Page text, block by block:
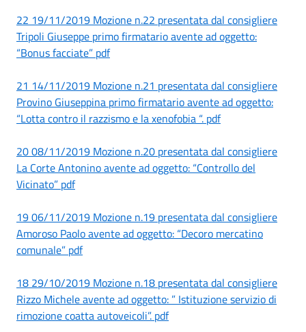
22 19/11/2019 Mozione n.22 presentata dal consigliere
Tripoli Giuseppe primo firmatario avente ad oggetto:
“Bonus facciate” pdf
21 14/11/2019 Mozione n.21 presentata dal consigliere
Provino Giuseppina primo firmatario avente ad oggetto:
“Lotta contro il razzismo e la xenofobia “. pdf
20 08/11/2019 Mozione n.20 presentata dal consigliere
La Corte Antonino avente ad oggetto: “Controllo del
Vicinato” pdf
19 06/11/2019 Mozione n.19 presentata dal consigliere
Amoroso Paolo avente ad oggetto: “Decoro mercatino
comunale” pdf
18 29/10/2019 Mozione n.18 presentata dal consigliere
Rizzo Michele avente ad oggetto: ” Istituzione servizio di
rimozione coatta autoveicoli”. pdf